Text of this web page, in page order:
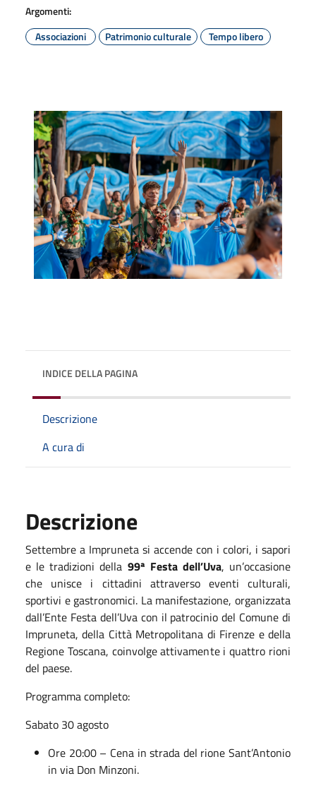
Argomenti:
Associazioni
Patrimonio culturale Tempo libero
INDICE DELLA PAGINA
Descrizione
A cura di
Descrizione
Settembre a Impruneta si accende con i colori, i sapori
e le tradizioni della 99ª Festa dell’Uva, un’occasione
che unisce i cittadini attraverso eventi culturali,
sportivi e gastronomici. La manifestazione, organizzata
dall’Ente Festa dell’Uva con il patrocinio del Comune di
Impruneta, della Città Metropolitana di Firenze e della
Regione Toscana, coinvolge attivamente i quattro rioni
del paese.
Programma completo:
Sabato 30 agosto
Ore 20:00 – Cena in strada del rione Sant’Antonio
in via Don Minzoni.